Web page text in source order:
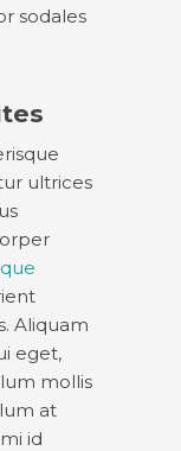
sodales
ultrices
Aliquam
eget,
mollis
at
id